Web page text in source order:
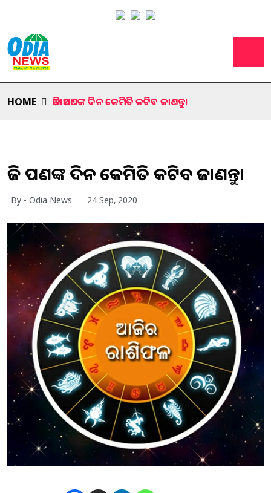
HOME ଆଜି ଆପଣଙ୍କ ଦିନ କେମିତି କଟିବ ଜାଣନ୍ତୁ।
ଆଜି ଆପଣଙ୍କ ଦିନ କେମିତି କଟିବ ଜାଣନ୍ତୁ।
By - Odia News 24 Sep, 2020